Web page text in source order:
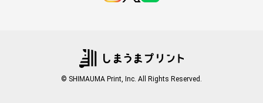
© SHIMAUMA Print, Inc. All Rights Reserved.